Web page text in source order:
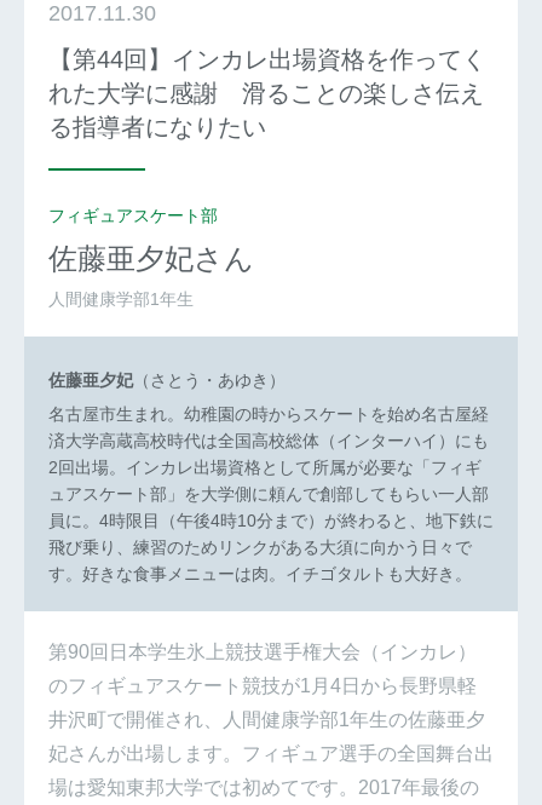
2017.11.30
【第44回】インカレ出場資格を作ってく
れた大学に感謝 滑ることの楽しさ伝え
る指導者になりたい
フィギュアスケート部
佐藤亜夕妃さん
人間健康学部1年生
佐藤亜夕妃（さとう・あゆき）
名古屋市生まれ。幼稚園の時からスケートを始め名古屋経
済大学高蔵高校時代は全国高校総体（インターハイ）にも
2回出場。インカレ出場資格として所属が必要な「フィギ
ュアスケート部」を大学側に頼んで創部してもらい一人部
員に。4時限目（午後4時10分まで）が終わると、地下鉄に
飛び乗り、練習のためリンクがある大須に向かう日々で
す。好きな食事メニューは肉。イチゴタルトも大好き。
第90回日本学生氷上競技選手権大会（インカレ）
のフィギュアスケート競技が1月4日から長野県軽
井沢町で開催され、人間健康学部1年生の佐藤亜夕
妃さんが出場します。フィギュア選手の全国舞台出
場は愛知東邦大学では初めてです。2017年最後の